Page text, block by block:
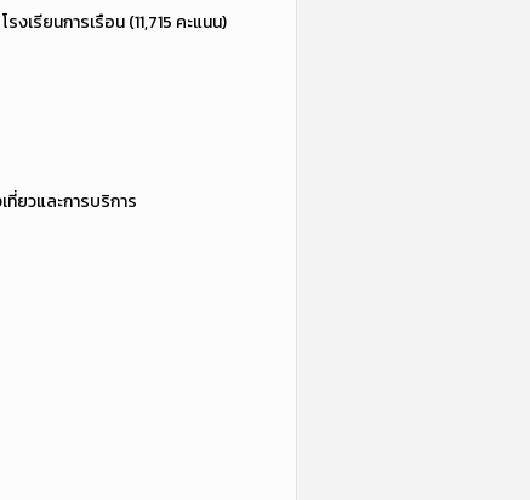
เรียนการเรือน (11,715 คะแนน)
ที่ยวและการบริการ